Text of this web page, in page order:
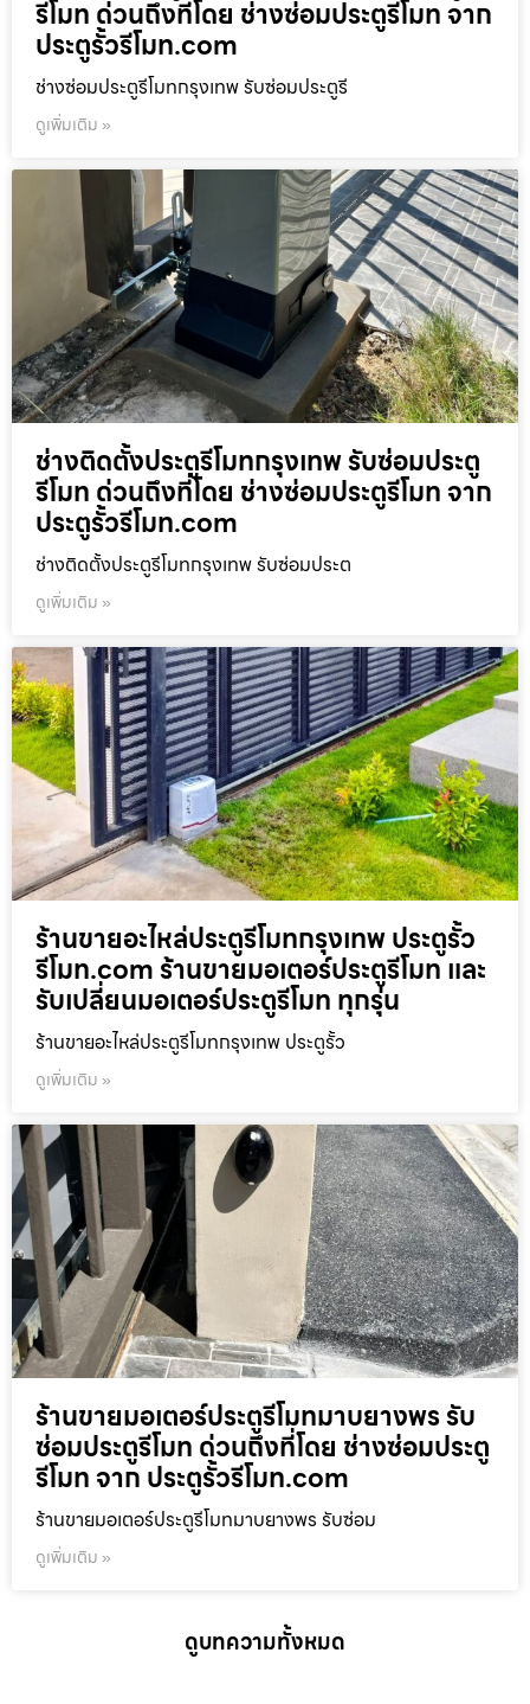
รีโมท ด่วนถึงที่โดย ช่างซ่อมประตูรีโมท จาก
ประตูรั้วรีโมท.com
ช่างซ่อมประตูรีโมทกรุงเทพ รับซ่อมประตูรี
ดูเพิ่มเติม »
ช่างติดตั้งประตูรีโมทกรุงเทพ รับซ่อมประตู
รีโมท ด่วนถึงที่โดย ช่างซ่อมประตูรีโมท จาก
ประตูรั้วรีโมท.com
ช่างติดตั้งประตูรีโมทกรุงเทพ รับซ่อมประต
ดูเพิ่มเติม »
ร้านขายอะไหล่ประตูรีโมทกรุงเทพ ประตูรั้ว
รีโมท.com ร้านขายมอเตอร์ประตูรีโมท และ
รับเปลี่ยนมอเตอร์ประตูรีโมท ทุกรุ่น
ร้านขายอะไหล่ประตูรีโมทกรุงเทพ ประตูรั้ว
ดูเพิ่มเติม »
ร้านขายมอเตอร์ประตูรีโมทมาบยางพร รับ
ซ่อมประตูรีโมท ด่วนถึงที่โดย ช่างซ่อมประตู
รีโมท จาก ประตูรั้วรีโมท.com
ร้านขายมอเตอร์ประตูรีโมทมาบยางพร รับซ่อม
ดูเพิ่มเติม »
ดูบทความทั้งหมด